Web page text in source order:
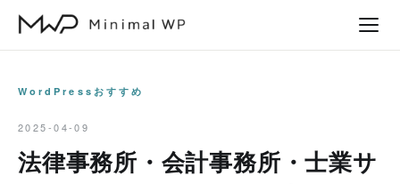
WordPressおすすめ
2025-04-09
法律事務所・会計事務所・士業サ